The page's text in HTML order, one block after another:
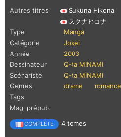
Autres titres
Sukuna Hikona
スクナヒコナ
Type
Manga
Catégorie
Josei
Année
2003
Dessinateur
Q-ta MINAMI
Scénariste
Q-ta MINAMI
Genres
drame
romance
Tags
Mag. prépub.
COMPLÈTE 4 tomes